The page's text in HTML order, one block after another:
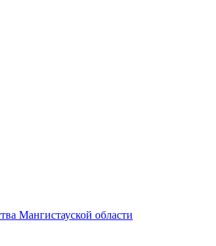
Мангистауской области